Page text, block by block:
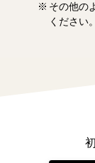
その他の
ください。